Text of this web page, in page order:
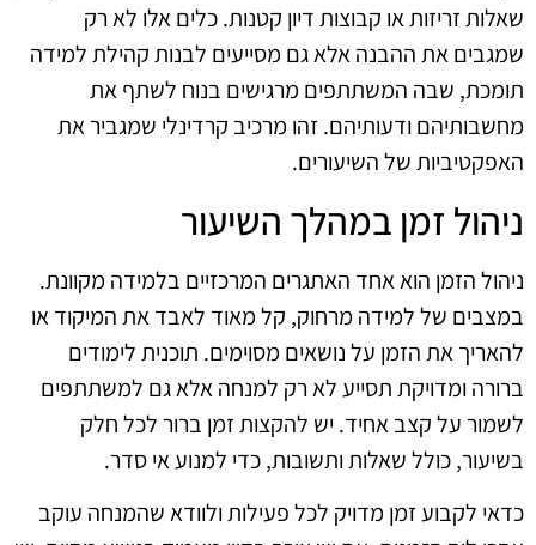
שאלות זריזות או קבוצות דיון קטנות. כלים אלו לא רק
שמגבים את ההבנה אלא גם מסייעים לבנות קהילת למידה
תומכת, שבה המשתתפים מרגישים בנוח לשתף את
מחשבותיהם ודעותיהם. זהו מרכיב קרדינלי שמגביר את
האפקטיביות של השיעורים.
ניהול זמן במהלך השיעור
ניהול הזמן הוא אחד האתגרים המרכזיים בלמידה מקוונת.
במצבים של למידה מרחוק, קל מאוד לאבד את המיקוד או
להאריך את הזמן על נושאים מסוימים. תוכנית לימודים
ברורה ומדויקת תסייע לא רק למנחה אלא גם למשתתפים
לשמור על קצב אחיד. יש להקצות זמן ברור לכל חלק
בשיעור, כולל שאלות ותשובות, כדי למנוע אי סדר.
כדאי לקבוע זמן מדויק לכל פעילות ולוודא שהמנחה עוקב